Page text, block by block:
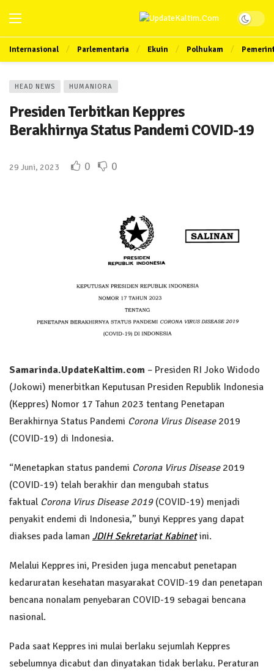
Internasional Parlementaria Ekuin Polhukam
HEAD NEWS HUMANIORA
Presiden Terbitkan Keppres
Berakhirnya Status Pandemi COVID-19
29 Juni, 2023 0 0
Samarinda.UpdateKaltim.com – Presiden RI Joko Widodo
(Jokowi) menerbitkan Keputusan Presiden Republik Indonesia
(Keppres) Nomor 17 Tahun 2023 tentang Penetapan
Berakhirnya Status Pandemi Corona Virus Disease2019
(COVID-19) di Indonesia.
“Menetapkan status pandemi Corona Virus Disease2019
(COVID-19) telah berakhir dan mengubah status
faktual Corona Virus Disease 2019(COVID-19) menjadi
penyakit endemi di Indonesia,” bunyi Keppres yang dapat
diakses pada laman JDIH Sekretariat Kabinetini.
Melalui Keppres ini, Presiden juga mencabut penetapan
kedaruratan kesehatan masyarakat COVID-19 dan penetapan
bencana nonalam penyebaran COVID-19 sebagai bencana
nasional.
Pada saat Keppres ini mulai berlaku sejumlah Keppres
sebelumnya dicabut dan dinyatakan tidak berlaku. Peraturan